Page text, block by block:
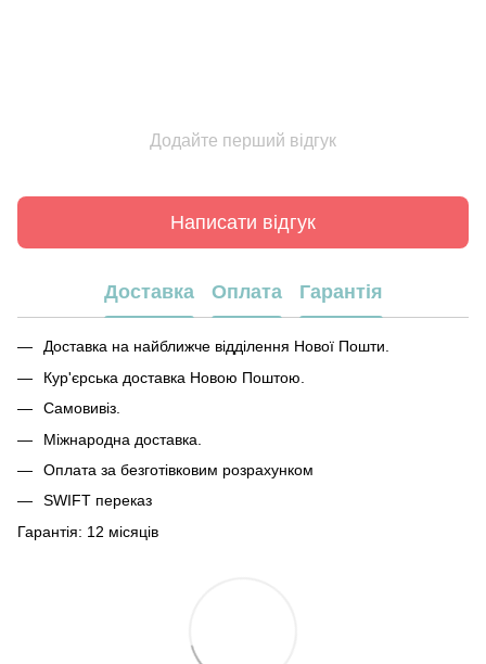
Додайте перший відгук
Написати відгук
Доставка Оплата Гарантія
Доставка на найближче відділення Нової Пошти.
Кур'єрська доставка Новою Поштою.
Самовивіз.
Міжнародна доставка.
Оплата за безготівковим розрахунком
SWIFT переказ
Гарантія: 12 місяців